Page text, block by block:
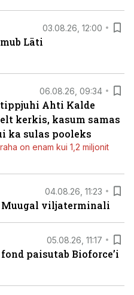
03.08.26, 12:00
Läti
06.08.26, 09:34
Ahti Kalde
kerkis, kasum samas
ka sulas pooleks
on enam kui 1,2 miljonit
04.08.26, 11:23
Muugal viljaterminali
05.08.26, 11:17
paisutab Bioforce’i